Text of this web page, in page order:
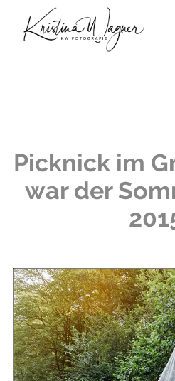
Picknick im
war der